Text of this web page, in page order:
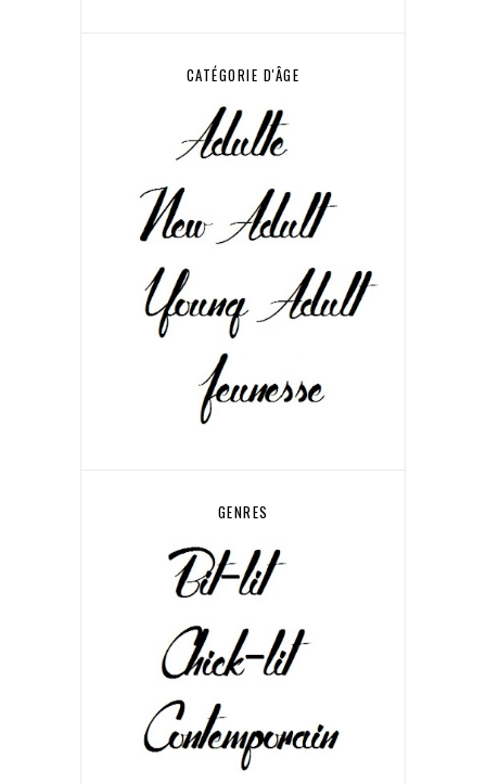
CATÉGORIE D'ÂGE
GENRES